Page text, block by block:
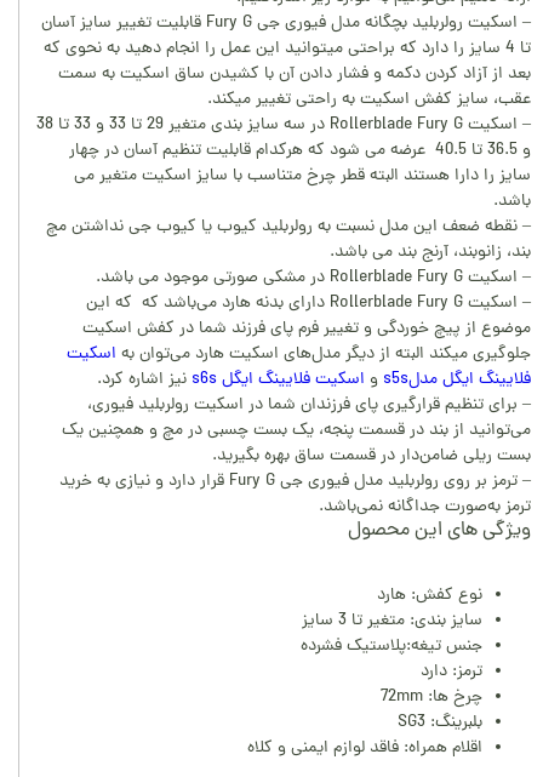
– اسکیت رولربلید بچگانه مدل فیوری جی Fury G قابلیت تغییر سایز آسان
تا 4 سایز را دارد که براحتی میتوانید این عمل را انجام دهید به نحوی که
بعد از آزاد کردن دکمه و فشار دادن آن با کشیدن ساق اسکیت به سمت
عقب، سایز کفش اسکیت به راحتی تغییر میکند.
– اسکیت Rollerblade Fury G در سه سایز بندی متغیر 29 تا 33 و 33 تا 38
و 36.5 تا 40.5 عرضه می شود که هرکدام قابلیت تنظیم آسان در چهار
سایز را دارا هستند البته قطر چرخ متناسب با سایز اسکیت متغیر می
باشد.
– نقطه ضعف این مدل نسبت به رولربلید کیوب یا کیوب جی نداشتن مچ
بند، زانوبند، آرنج بند می باشد.
– اسکیت Rollerblade Fury G در مشکی صورتی موجود می باشد.
– اسکیت Rollerblade Fury G دارای بدنه هارد می‌باشد که که این
موضوع از پیچ خوردگی و تغییر فرم پای فرزند شما در کفش اسکیت
جلوگیری میکند البته از دیگر مدل‌های اسکیت هارد می‌توان به اسکیت
فلایینگ ایگل مدلs5s
و اسکیت فلایینگ ایگل s6s
نیز اشاره کرد.
– برای تنظیم قرارگیری پای فرزندان شما در اسکیت رولربلید فیوری،
می‌توانید از بند در قسمت پنجه، یک بست چسبی در مچ و همچنین یک
بست ریلی ضامن‌دار در قسمت ساق بهره بگیرید.
– ترمز بر روی رولربلید مدل فیوری جی Fury G قرار دارد و نیازی به خرید
ترمز به‌صورت جداگانه نمی‌باشد.
ویژگی های این محصول
نوع کفش: هارد
سایز بندی: متغیر تا 3 سایز
جنس تیغه:پلاستیک فشرده
ترمز: دارد
چرخ ها: 72mm
بلبرینگ: SG3
اقلام همراه: فاقد لوازم ایمنی و کلاه